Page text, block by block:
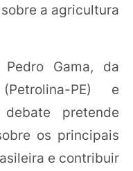
a agricultura
Gama, da
PE) e
pretende
os principais
e contribuir